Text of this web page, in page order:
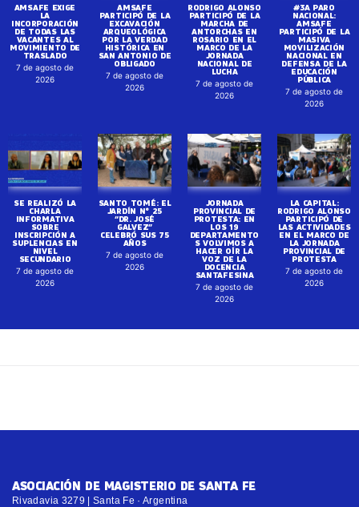
AMSAFE EXIGE
LA
INCORPORACIÓN
DE TODAS LAS
VACANTES AL
MOVIMIENTO DE
TRASLADO
7 de agosto de
2026
AMSAFE
PARTICIPÓ DE LA
EXCAVACIÓN
ARQUEOLÓGICA
POR LA VERDAD
HISTÓRICA EN
SAN ANTONIO DE
OBLIGADO
7 de agosto de
2026
RODRIGO ALONSO
PARTICIPÓ DE LA
MARCHA DE
ANTORCHAS EN
ROSARIO EN EL
MARCO DE LA
JORNADA
NACIONAL DE
LUCHA
7 de agosto de
2026
#3A PARO
NACIONAL:
AMSAFE
PARTICIPÓ DE LA
MASIVA
MOVILIZACIÓN
NACIONAL EN
DEFENSA DE LA
EDUCACIÓN
PÚBLICA
7 de agosto de
2026
SE REALIZÓ LA
CHARLA
INFORMATIVA
SOBRE
INSCRIPCIÓN A
SUPLENCIAS EN
NIVEL
SECUNDARIO
7 de agosto de
2026
SANTO TOMÉ: EL
JARDÍN N° 25
“DR. JOSÉ
GALVEZ”
CELEBRÓ SUS 75
AÑOS
7 de agosto de
2026
JORNADA
PROVINCIAL DE
PROTESTA: EN
LOS 19
DEPARTAMENTO
S VOLVIMOS A
HACER OÍR LA
VOZ DE LA
DOCENCIA
SANTAFESINA
7 de agosto de
2026
LA CAPITAL:
RODRIGO ALONSO
PARTICIPÓ DE
LAS ACTIVIDADES
EN EL MARCO DE
LA JORNADA
PROVINCIAL DE
PROTESTA
7 de agosto de
2026
ASOCIACIÓN DE MAGISTERIO DE SANTA FE
Rivadavia 3279 | Santa Fe · Argentina